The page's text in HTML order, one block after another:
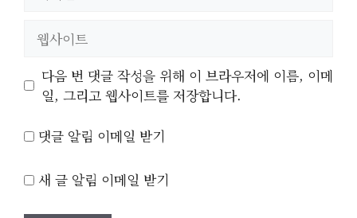
트
다음 번 댓글 작성을 위해 이 브라우저에 이름, 이메
일, 그리고 웹사이트를 저장합니다.
댓글 알림 이메일 받기
새 글 알림 이메일 받기